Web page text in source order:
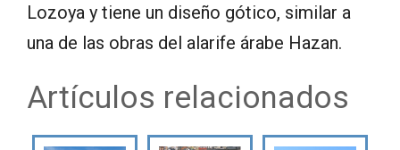
Lozoya y tiene un diseño gótico, similar a
una de las obras del alarife árabe Hazan.
Artículos relacionados